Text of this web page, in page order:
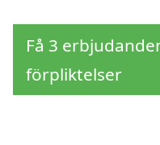
Få 3
förpliktelser